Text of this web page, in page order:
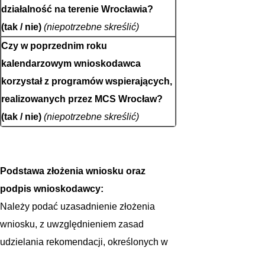
działalność na terenie Wrocławia?
(tak / nie)(niepotrzebne skreślić)
Czy w poprzednim roku
kalendarzowym wnioskodawca
korzystał z programów wspierających,
realizowanych przez MCS Wrocław?
(tak / nie)(niepotrzebne skreślić)
Podstawa złożenia wniosku oraz
podpis wnioskodawcy:
Należy podać uzasadnienie złożenia
wniosku, z uwzględnieniem zasad
udzielania rekomendacji, określonych w